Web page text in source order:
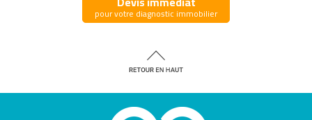
pour votre diagnostic immobilier